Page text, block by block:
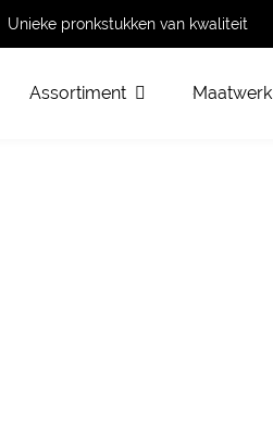
Unieke pronkstukken van kwaliteit
Assortiment Maatwerk